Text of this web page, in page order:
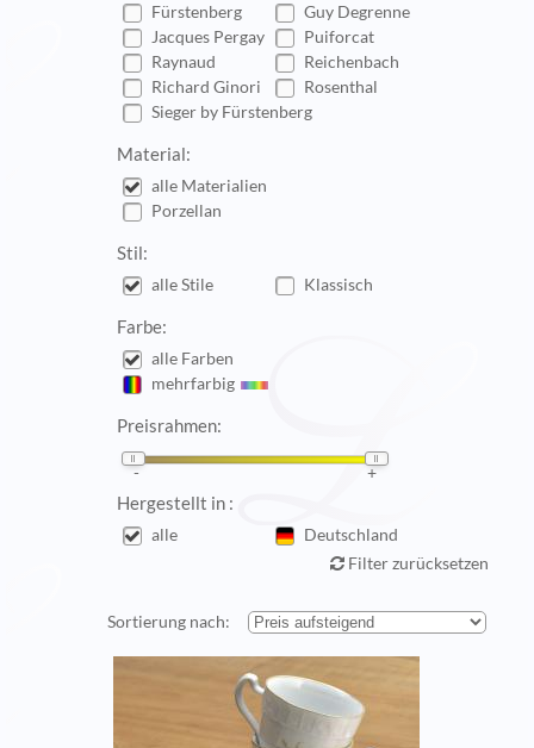
Fürstenberg
Guy Degrenne
Jacques Pergay
Puiforcat
Raynaud
Reichenbach
Richard Ginori
Rosenthal
Sieger by Fürstenberg
Material:
alle Materialien
Porzellan
Stil:
alle Stile Klassisch
Farbe:
alle Farben
mehrfarbig
Preisrahmen:
Hergestellt in :
alle
Deutschland
Filter zurücksetzen
Sortierung nach: